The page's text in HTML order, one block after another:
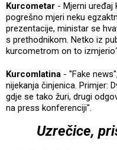
Kurcometar - Mjerni uređaj
pogrešno mjeri neku
prezentacije, ministar se
s prethodnikom. Netko iz
kurcometrom on to
Kurcomlatina - "Fake
nijekanja činjenica. Primjer:
gdje se tako žuri, drugi
na press konferenciji".
Uzrečice,